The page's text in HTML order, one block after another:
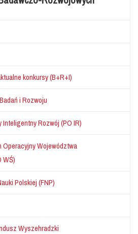
konkursy (B+R+I)
i Rozwoju
Rozwój (PO IR)
Województwa
WŚ)
Polskiej (FNP)
Wyszehradzki